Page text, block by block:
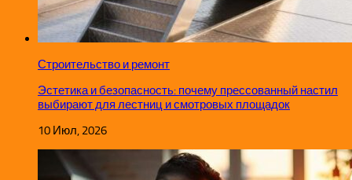
Строительство и ремонт
Эстетика и безопасность: почему прессованный настил
выбирают для лестниц и смотровых площадок
10 Июл, 2026